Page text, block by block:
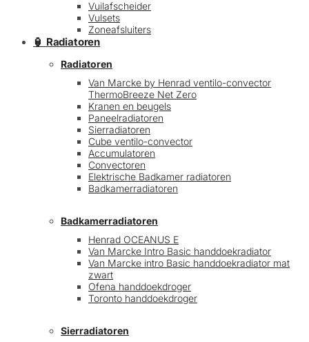
Vuilafscheider
Vulsets
Zoneafsluiters
🏮 Radiatoren
Radiatoren
Van Marcke by Henrad ventilo-convector
ThermoBreeze Net Zero
Kranen en beugels
Paneelradiatoren
Sierradiatoren
Cube ventilo-convector
Accumulatoren
Convectoren
Elektrische Badkamer radiatoren
Badkamerradiatoren
Badkamerradiatoren
Henrad OCEANUS E
Van Marcke Intro Basic handdoekradiator
Van Marcke intro Basic handdoekradiator mat
zwart
Ofena handdoekdroger
Toronto handdoekdroger
Sierradiatoren